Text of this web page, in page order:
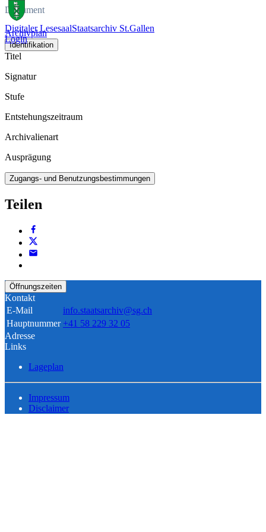
Digitaler LesesaalStaatsarchiv St.Gallen
Login
Dokument
Archivplan
Identifikation
Titel
Signatur
Stufe
Entstehungszeitraum
Archivalienart
Ausprägung
Zugangs- und Benutzungsbestimmungen
Teilen
Öffnungszeiten
Kontakt
E-Mail
info.staatsarchiv@sg.ch
Hauptnummer +41 58 229 32 05
Adresse
Links
Lageplan
Impressum
Disclaimer